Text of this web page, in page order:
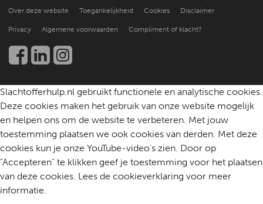
Beter leren helpen
Praktische ondersteuning
Kennis en onderzoek
Een slachtoffer helpen
Nieuws en publicaties
Werken bij
Community
Over deze website Toegankelijkheid Cookies Disclaimer
Privacy Algemene voorwaarden Compliment of klacht?
Slachtofferhulp.nl gebruikt functionele en analytische cookies.
Deze cookies maken het gebruik van onze website mogelijk
en helpen ons om de website te verbeteren. Met jouw
toestemming plaatsen we ook cookies van derden. Met deze
cookies kun je onze YouTube-video's zien. Door op
"Accepteren" te klikken geef je toestemming voor het plaatsen
van deze cookies. Lees de cookieverklaring voor meer
informatie.